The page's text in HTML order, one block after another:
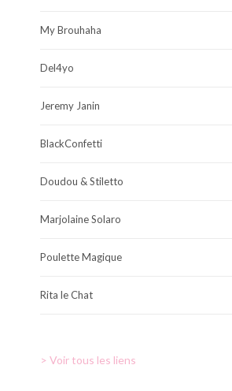
My Brouhaha
Del4yo
Jeremy Janin
BlackConfetti
Doudou & Stiletto
Marjolaine Solaro
Poulette Magique
Rita le Chat
> Voir tous les liens